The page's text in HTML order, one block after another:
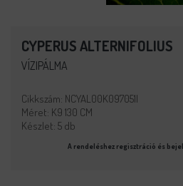
CYPERUS ALTERNIFOLIUS
VÍZIPÁLMA
Cikkszám: NCYAL00K097051I
Méret: K9 130 CM
Készlet: 5 db
A rendeléshez regisztráció és